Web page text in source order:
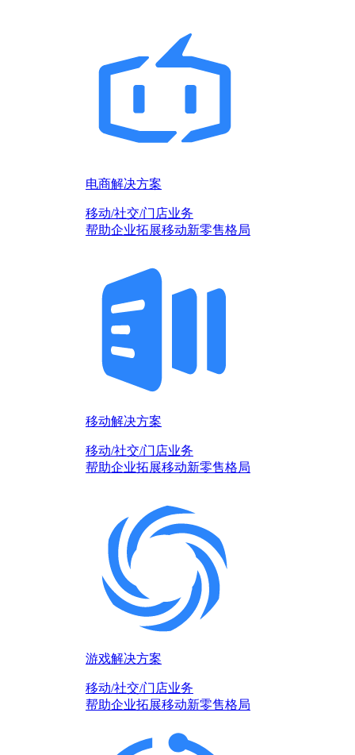
电商解决方案
移动/社交/门店业务
帮助企业拓展移动新零售格局
移动解决方案
移动/社交/门店业务
帮助企业拓展移动新零售格局
游戏解决方案
移动/社交/门店业务
帮助企业拓展移动新零售格局